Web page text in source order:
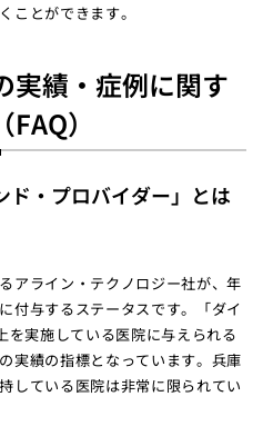
ことができます。
実績・症例に関す
）
ド・プロバイダー」とは
アライン・テクノロジー社が、年
付与するステータスです。「ダイ
を実施している医院に与えられる
実績の指標となっています。兵庫
している医院は非常に限られてい